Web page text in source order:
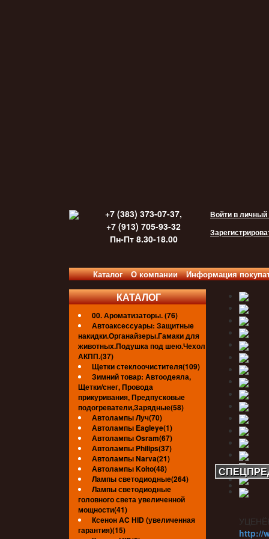
+7 (383) 373-07-37,
+7 (913) 705-93-32
Пн-Пт 8.30-18.00
Войти в личный
Каталог О компании Информация
КАТАЛОГ
00. Ароматизаторы. (76)
Автоаксессуары: Защитные
накидки.Органайзеры.Гамаки для
животных.Подушка под шею.Чехол
АКПП.(37)
Щетки стеклоочистителя(109)
Зимний товар: Автоодеяла,
Щетки/снег, Провода
прикуривания, Предпусковые
подогреватели,Зарядные(58)
Автолампы Луч(70)
Автолампы Eagleye(1)
Автолампы Osram(67)
Автолампы Philips(37)
Автолампы Narva(21)
Автолампы Koito(48)
Лампы светодиодные(264)
Лампы светодиодные
головного света увеличенной
мощности(41)
Ксенон AC HID (увеличенная
гарантия)(15)
http://